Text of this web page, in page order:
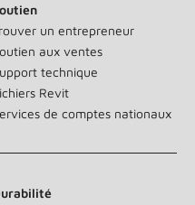
un entrepreneur
aux ventes
technique
Revit
de comptes nationaux